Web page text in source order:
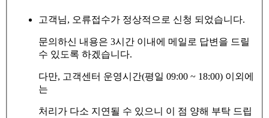
고객님, 오류접수가 정상적으로 신청 되었습니다.
문의하신 내용은 3시간 이내에 메일로 답변을 드릴
수 있도록 하겠습니다.
다만, 고객센터 운영시간(평일 09:00 ~ 18:00) 이외에
는
처리가 다소 지연될 수 있으니 이 점 양해 부탁 드립